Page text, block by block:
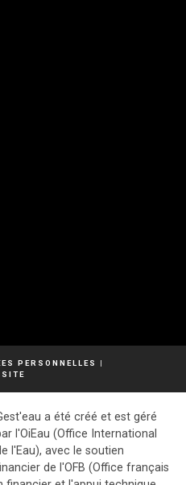
PERSONNELLES
|
a été créé et est géré
l'OiEau (Office International
l'Eau), avec le soutien
de l'OFB (Office français